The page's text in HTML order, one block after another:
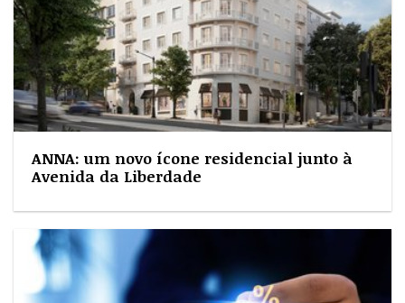
ANNA: um novo ícone residencial junto à
Avenida da Liberdade